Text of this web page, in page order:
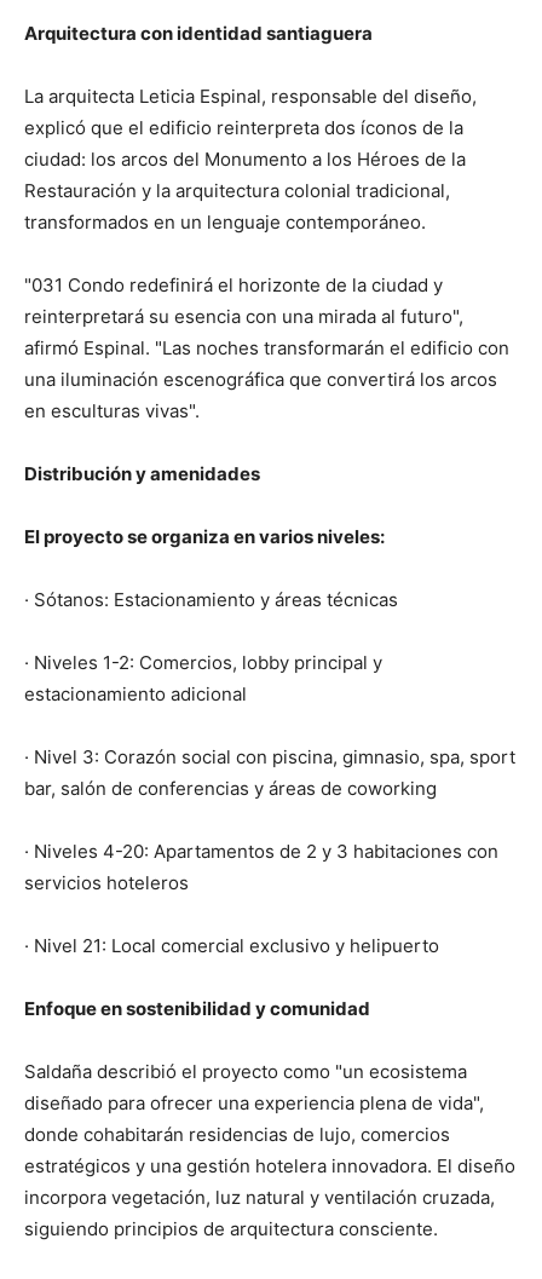
Arquitectura con identidad santiaguera
La arquitecta Leticia Espinal, responsable del diseño,
explicó que el edificio reinterpreta dos íconos de la
ciudad: los arcos del Monumento a los Héroes de la
Restauración y la arquitectura colonial tradicional,
transformados en un lenguaje contemporáneo.
"031 Condo redefinirá el horizonte de la ciudad y
reinterpretará su esencia con una mirada al futuro",
afirmó Espinal. "Las noches transformarán el edificio con
una iluminación escenográfica que convertirá los arcos
en esculturas vivas".
Distribución y amenidades
El proyecto se organiza en varios niveles:
· Sótanos: Estacionamiento y áreas técnicas
· Niveles 1-2: Comercios, lobby principal y
estacionamiento adicional
· Nivel 3: Corazón social con piscina, gimnasio, spa, sport
bar, salón de conferencias y áreas de coworking
· Niveles 4-20: Apartamentos de 2 y 3 habitaciones con
servicios hoteleros
· Nivel 21: Local comercial exclusivo y helipuerto
Enfoque en sostenibilidad y comunidad
Saldaña describió el proyecto como "un ecosistema
diseñado para ofrecer una experiencia plena de vida",
donde cohabitarán residencias de lujo, comercios
estratégicos y una gestión hotelera innovadora. El diseño
incorpora vegetación, luz natural y ventilación cruzada,
siguiendo principios de arquitectura consciente.